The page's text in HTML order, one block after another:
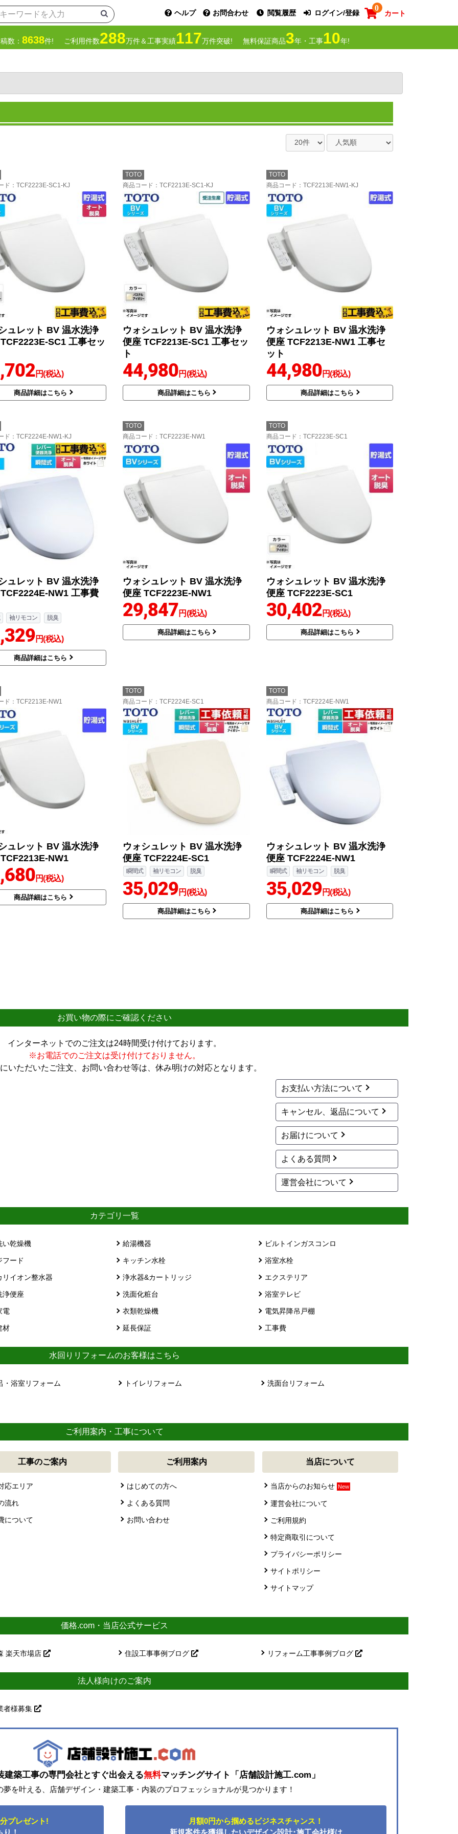
ヘルプ お問合わせ 閲覧履歴 ログイン/登録
0
カート
数： 8638件! ご利用件数288万件＆工事実績117万件突破! 無料保証商品3年・工事10年!
ド ：TCF2223E-SC1-KJ
ュレット BV 温水洗浄
SC1 工事セッ
円(税込)
商品詳細はこちら
TOTO
商品コード ：TCF2213E-SC1-KJ
ウォシュレット BV 温水洗浄
便座 TCF2213E-SC1 工事セッ
ト
44,980円(税込)
商品詳細はこちら
TOTO
商品コード ：TCF2213E-NW1-KJ
ウォシュレット BV 温水洗浄
便座 TCF2213E-NW1 工事セ
ット
44,980円(税込)
商品詳細はこちら
ド ：TCF2224E-NW1-KJ
ュレット BV 温水洗浄
NW1 工事費
袖リモコン 脱臭
円(税込)
商品詳細はこちら
TOTO
商品コード ：TCF2223E-NW1
ウォシュレット BV 温水洗浄
便座 TCF2223E-NW1
29,847円(税込)
商品詳細はこちら
TOTO
商品コード ：TCF2223E-SC1
ウォシュレット BV 温水洗浄
便座 TCF2223E-SC1
30,402円(税込)
商品詳細はこちら
ド ：TCF2213E-NW1
ュレット BV 温水洗浄
NW1
円(税込)
商品詳細はこちら
TOTO
商品コード ：TCF2224E-SC1
ウォシュレット BV 温水洗浄
便座 TCF2224E-SC1
瞬間式 袖リモコン 脱臭
35,029円(税込)
商品詳細はこちら
TOTO
商品コード ：TCF2224E-NW1
ウォシュレット BV 温水洗浄
便座 TCF2224E-NW1
瞬間式 袖リモコン 脱臭
35,029円(税込)
商品詳細はこちら
お買い物の際にご確認ください
インターネットでのご注文は24時間受け付けております。
※お電話でのご注文は受け付けておりません。
いただいたご注文、お問い合わせ等は、休み明けの対応となります。
お支払い方法について
キャンセル、返品について
お届けについて
よくある質問
運営会社について
カテゴリ一覧
い乾燥機 給湯機器 ビルトインガスコンロ
フード キッチン水栓 浴室水栓
リイオン整水器 浄水器&カートリッジ エクステリア
浄便座 洗面化粧台 浴室テレビ
電 衣類乾燥機 電気昇降吊戸棚
材 延長保証 工事費
水回りリフォームのお客様はこちら
・浴室リフォーム トイレリフォーム 洗面台リフォーム
ご利用案内・工事について
工事のご案内
応エリア
流れ
について
ご利用案内
はじめての方へ
よくある質問
お問い合わせ
当店について
当店からのお知らせ New
運営会社について
ご利用規約
特定商取引について
プライバシーポリシー
サイトポリシー
サイトマップ
価格.com・当店公式サービス
楽天市場店 住設工事事例ブログ リフォーム工事事例ブログ
法人様向けのご案内
者様募集
建築工事の専門会社とすぐ出会える無料マッチングサイト 「店舗設計施工.com」
を叶える、店舗デザイン・建築工事・内装のプロフェッショナルが見つかります！
プレゼント!
月額0円から掴めるビジネスチャンス！